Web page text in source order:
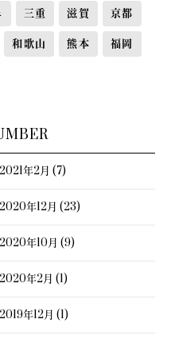
三重 滋賀 京都
和歌山 熊本 福岡
2021年2月 (7)
2020年12月 (23)
2020年10月 (9)
2020年2月 (1)
2019年12月 (1)